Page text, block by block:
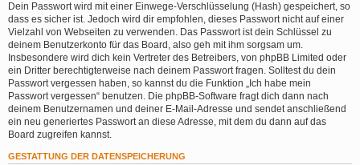
Dein Passwort wird mit einer Einwege-Verschlüsselung (Hash) gespeichert, so
dass es sicher ist. Jedoch wird dir empfohlen, dieses Passwort nicht auf einer
Vielzahl von Webseiten zu verwenden. Das Passwort ist dein Schlüssel zu
deinem Benutzerkonto für das Board, also geh mit ihm sorgsam um.
Insbesondere wird dich kein Vertreter des Betreibers, von phpBB Limited oder
ein Dritter berechtigterweise nach deinem Passwort fragen. Solltest du dein
Passwort vergessen haben, so kannst du die Funktion „Ich habe mein
Passwort vergessen“ benutzen. Die phpBB-Software fragt dich dann nach
deinem Benutzernamen und deiner E-Mail-Adresse und sendet anschließend
ein neu generiertes Passwort an diese Adresse, mit dem du dann auf das
Board zugreifen kannst.
GESTATTUNG DER DATENSPEICHERUNG